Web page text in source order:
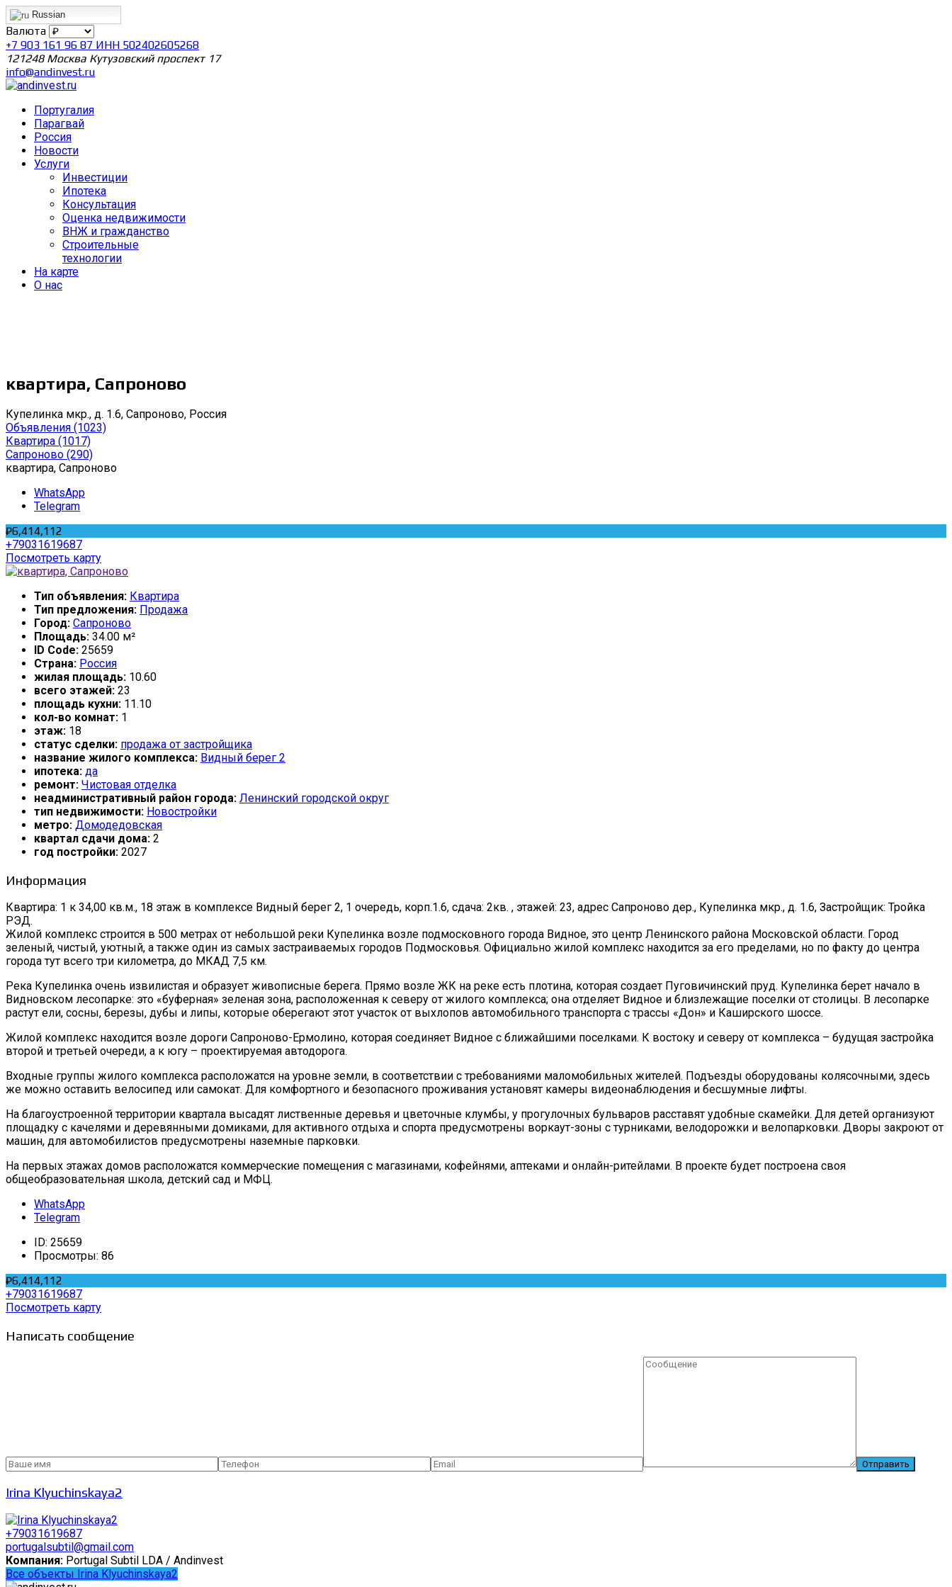
Russian
Валюта
+7 903 161 96 87 ИНН 502402605268
121248 Москва Кутузовский проспект 17
info@andinvest.ru
Португалия
Парагвай
Россия
Новости
Услуги
Инвестиции
Ипотека
Консультация
Оценка недвижимости
ВНЖ и гражданство
Строительные
технологии
На карте
О нас
квартира, Сапроново
Купелинка мкр., д. 1.6, Сапроново, Россия
Объявления (1023)
Квартира (1017)
Сапроново (290)
квартира, Сапроново
WhatsApp
Telegram
₽6,414,112
+79031619687
Посмотреть карту
Тип объявления: Квартира
Тип предложения: Продажа
Город: Сапроново
Площадь: 34.00 м²
ID Code: 25659
Страна: Россия
жилая площадь: 10.60
всего этажей: 23
площадь кухни: 11.10
кол-во комнат: 1
этаж: 18
статус сделки: продажа от застройщика
название жилого комплекса: Видный берег 2
ипотека: да
ремонт: Чистовая отделка
неадминистративный район города: Ленинский городской округ
тип недвижимости: Новостройки
метро: Домодедовская
квартал сдачи дома: 2
год постройки: 2027
Информация
Квартира: 1 к 34,00 кв.м., 18 этаж в комплексе Видный берег 2, 1 очередь, корп.1.6, сдача: 2кв. , этажей: 23, адрес Сапроново дер., Купелинка мкр., д. 1.6, Застройщик: Тройка
РЭД.
Жилой комплекс строится в 500 метрах от небольшой реки Купелинка возле подмосковного города Видное, это центр Ленинского района Московской области. Город
зеленый, чистый, уютный, а также один из самых застраиваемых городов Подмосковья. Официально жилой комплекс находится за его пределами, но по факту до центра
города тут всего три километра, до МКАД 7,5 км.
Река Купелинка очень извилистая и образует живописные берега. Прямо возле ЖК на реке есть плотина, которая создает Пуговичинский пруд. Купелинка берет начало в
Видновском лесопарке: это «буферная» зеленая зона, расположенная к северу от жилого комплекса; она отделяет Видное и близлежащие поселки от столицы. В лесопарке
растут ели, сосны, березы, дубы и липы, которые оберегают этот участок от выхлопов автомобильного транспорта с трассы «Дон» и Каширского шоссе.
Жилой комплекс находится возле дороги Сапроново-Ермолино, которая соединяет Видное с ближайшими поселками. К востоку и северу от комплекса – будущая застройка
второй и третьей очереди, а к югу – проектируемая автодорога.
Входные группы жилого комплекса расположатся на уровне земли, в соответствии с требованиями маломобильных жителей. Подъезды оборудованы колясочными, здесь
же можно оставить велосипед или самокат. Для комфортного и безопасного проживания установят камеры видеонаблюдения и бесшумные лифты.
На благоустроенной территории квартала высадят лиственные деревья и цветочные клумбы, у прогулочных бульваров расставят удобные скамейки. Для детей организуют
площадку с качелями и деревянными домиками, для активного отдыха и спорта предусмотрены воркаут-зоны с турниками, велодорожки и велопарковки. Дворы закроют от
машин, для автомобилистов предусмотрены наземные парковки.
На первых этажах домов расположатся коммерческие помещения с магазинами, кофейнями, аптеками и онлайн-ритейлами. В проекте будет построена своя
общеобразовательная школа, детский сад и МФЦ.
WhatsApp
Telegram
ID: 25659
Просмотры: 86
₽6,414,112
+79031619687
Посмотреть карту
Написать сообщение
Irina Klyuchinskaya2
+79031619687
portugalsubtil@gmail.com
Компания: Portugal Subtil LDA / Andinvest
Все объекты Irina Klyuchinskaya2